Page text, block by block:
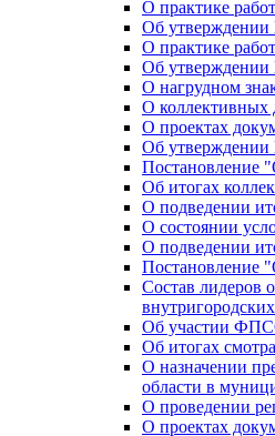
О практике
Об утверждении
О практике
Об утверждении
О нагрудном
О коллективных
О проектах
Об утверждении
Постановление
Об итогах
О подведении
О состоянии
О подведении
Постановление
Состав лидеров
Об участии
Об итогах
О назначении
области в
О проведении
О проектах